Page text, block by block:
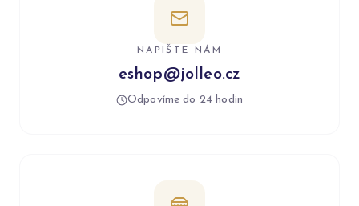
NAPIŠTE NÁM
eshop@jolleo.cz
Odpovíme do 24 hodin